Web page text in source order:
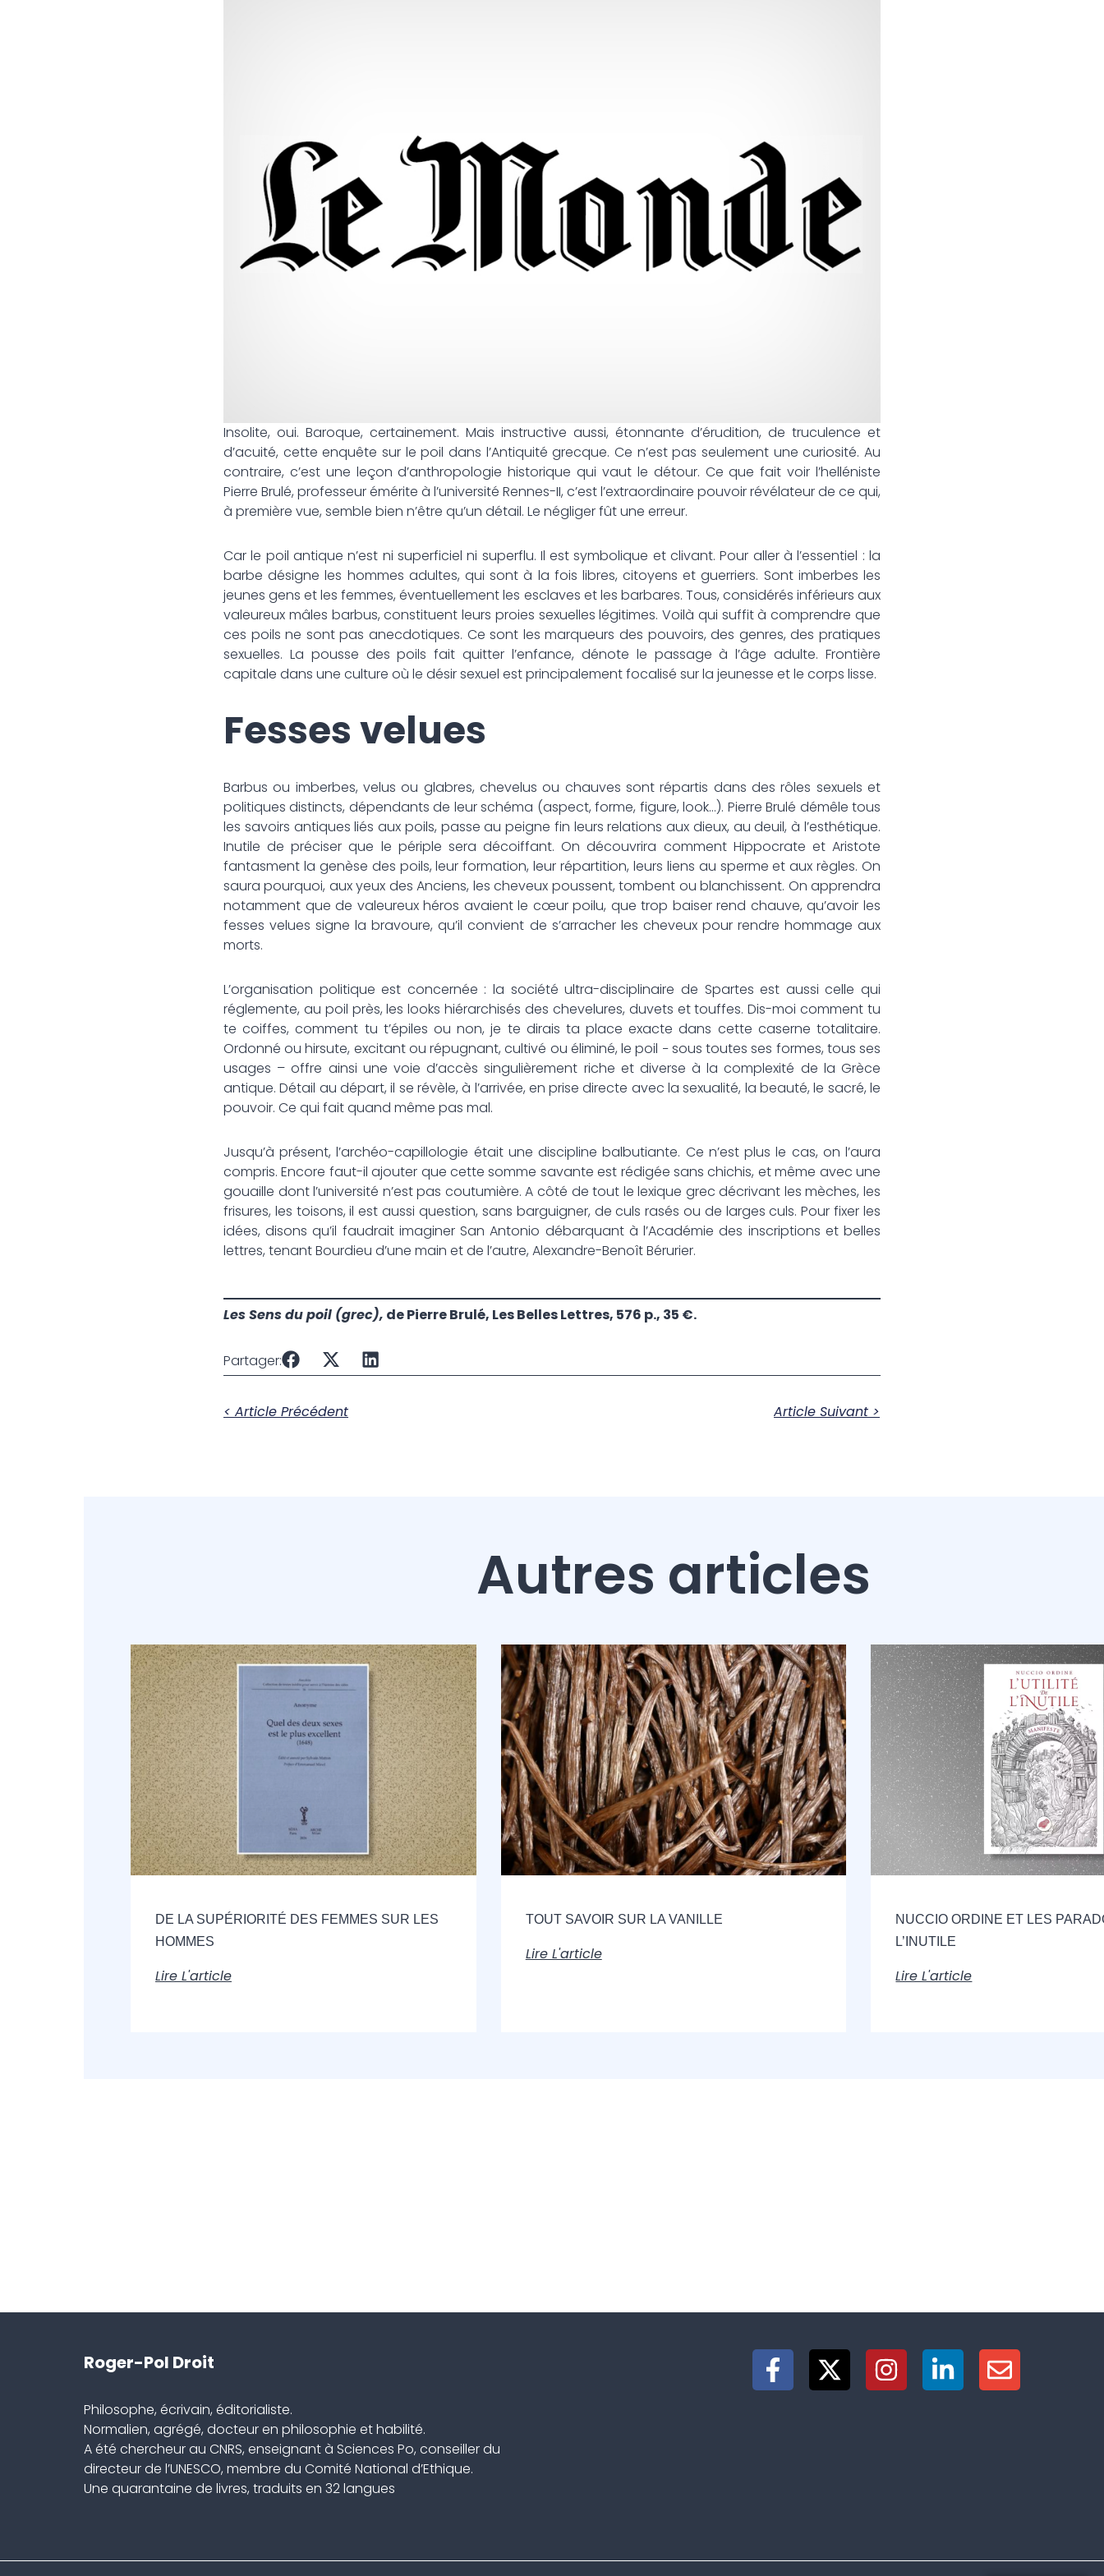
Insolite, oui. Baroque, certainement. Mais instructive aussi, étonnante d’érudition, de truculence et
d’acuité, cette enquête sur le poil dans l’Antiquité grecque. Ce n’est pas seulement une curiosité. Au
contraire, c’est une leçon d’anthropologie historique qui vaut le détour. Ce que fait voir l’helléniste
Pierre Brulé, professeur émérite à l’université Rennes-II, c’est l’extraordinaire pouvoir révélateur de ce qui,
à première vue, semble bien n’être qu’un détail. Le négliger fût une erreur.
Car le poil antique n’est ni superficiel ni superflu. Il est symbolique et clivant. Pour aller à l’essentiel : la
barbe désigne les hommes adultes, qui sont à la fois libres, citoyens et guerriers. Sont imberbes les
jeunes gens et les femmes, éventuellement les esclaves et les barbares. Tous, considérés inférieurs aux
valeureux mâles barbus, constituent leurs proies sexuelles légitimes. Voilà qui suffit à comprendre que
ces poils ne sont pas anecdotiques. Ce sont les marqueurs des pouvoirs, des genres, des pratiques
sexuelles. La pousse des poils fait quitter l’enfance, dénote le passage à l’âge adulte. Frontière
capitale dans une culture où le désir sexuel est principalement focalisé sur la jeunesse et le corps lisse.
Fesses velues
Barbus ou imberbes, velus ou glabres, chevelus ou chauves sont répartis dans des rôles sexuels et
politiques distincts, dépendants de leur schéma (aspect, forme, figure, look…). Pierre Brulé démêle tous
les savoirs antiques liés aux poils, passe au peigne fin leurs relations aux dieux, au deuil, à l’esthétique.
Inutile de préciser que le périple sera décoiffant. On découvrira comment Hippocrate et Aristote
fantasment la genèse des poils, leur formation, leur répartition, leurs liens au sperme et aux règles. On
saura pourquoi, aux yeux des Anciens, les cheveux poussent, tombent ou blanchissent. On apprendra
notamment que de valeureux héros avaient le cœur poilu, que trop baiser rend chauve, qu’avoir les
fesses velues signe la bravoure, qu’il convient de s’arracher les cheveux pour rendre hommage aux
morts.
L’organisation politique est concernée : la société ultra-disciplinaire de Spartes est aussi celle qui
réglemente, au poil près, les looks hiérarchisés des chevelures, duvets et touffes. Dis-moi comment tu
te coiffes, comment tu t’épiles ou non, je te dirais ta place exacte dans cette caserne totalitaire.
Ordonné ou hirsute, excitant ou répugnant, cultivé ou éliminé, le poil − sous toutes ses formes, tous ses
usages – offre ainsi une voie d’accès singulièrement riche et diverse à la complexité de la Grèce
antique. Détail au départ, il se révèle, à l’arrivée, en prise directe avec la sexualité, la beauté, le sacré, le
pouvoir. Ce qui fait quand même pas mal.
Jusqu’à présent, l’archéo-capillologie était une discipline balbutiante. Ce n’est plus le cas, on l’aura
compris. Encore faut-il ajouter que cette somme savante est rédigée sans chichis, et même avec une
gouaille dont l’université n’est pas coutumière. A côté de tout le lexique grec décrivant les mèches, les
frisures, les toisons, il est aussi question, sans barguigner, de culs rasés ou de larges culs. Pour fixer les
idées, disons qu’il faudrait imaginer San Antonio débarquant à l’Académie des inscriptions et belles
lettres, tenant Bourdieu d’une main et de l’autre, Alexandre-Benoît Bérurier.
Les Sens du poil (grec), de Pierre Brulé, Les Belles Lettres, 576 p., 35 €.
Partager:
< Article Précédent Article Suivant >
Autres articles
DE LA SUPÉRIORITÉ DES FEMMES SUR LES
HOMMES
Lire L'article
TOUT SAVOIR SUR LA VANILLE
Lire L'article
NUCCIO ORDINE ET LES
L’INUTILE
Lire L'article
Roger-Pol Droit
Philosophe, écrivain, éditorialiste.
Normalien, agrégé, docteur en philosophie et habilité.
A été chercheur au CNRS, enseignant à Sciences Po, conseiller du
directeur de l’UNESCO, membre du Comité National d’Ethique.
Une quarantaine de livres, traduits en 32 langues